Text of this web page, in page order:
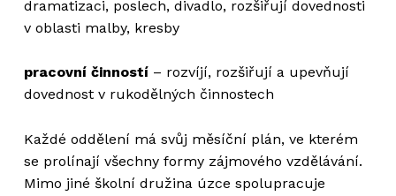
dramatizaci, poslech, divadlo, rozšiřují dovednosti
v oblasti malby, kresby
pracovní činností– rozvíjí, rozšiřují a upevňují
dovednost v rukodělných činnostech
Každé oddělení má svůj měsíční plán, ve kterém
se prolínají všechny formy zájmového vzdělávání.
Mimo jiné školní družina úzce spolupracuje